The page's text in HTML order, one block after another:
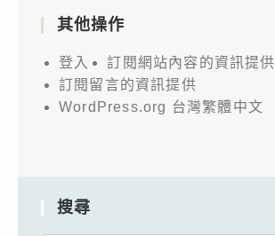
其他操作
登入
訂閱網站內容的資訊提供
訂閱留言的資訊提供
WordPress.org 台灣繁體中文
搜尋